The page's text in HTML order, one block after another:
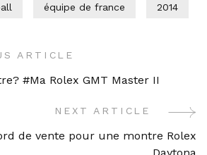
équipe de france 2014
ARTICLE
#Ma Rolex GMT Master II
NEXT ARTICLE
de vente pour une montre Rolex